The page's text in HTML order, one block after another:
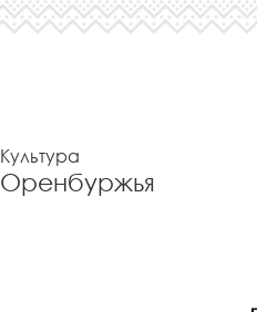
Культура
Оренбуржья